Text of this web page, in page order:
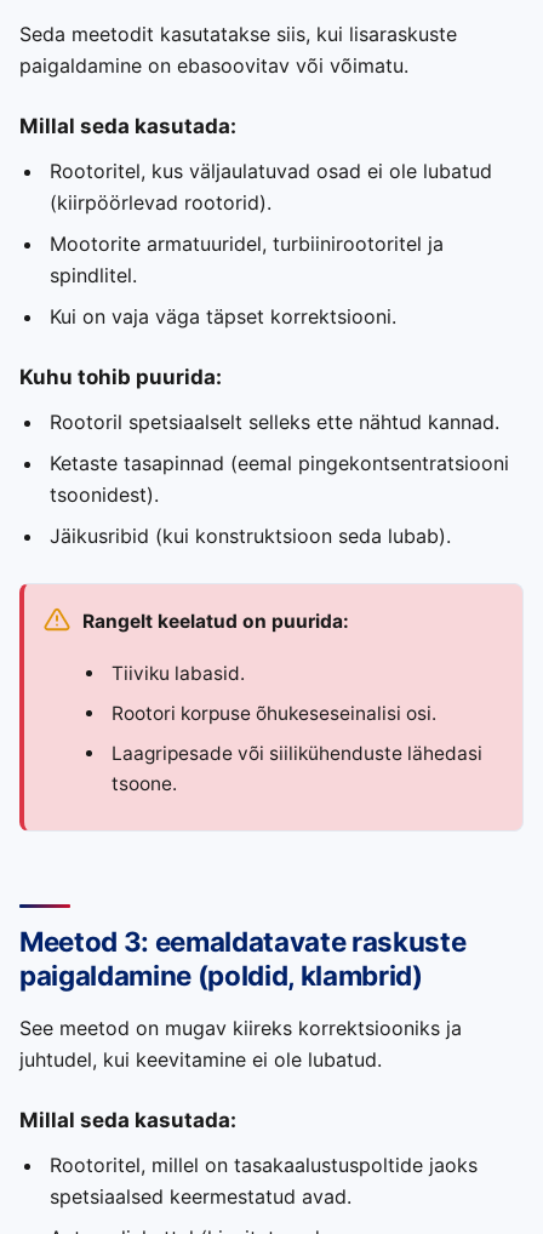
Seda meetodit kasutatakse siis, kui lisaraskuste
paigaldamine on ebasoovitav või võimatu.
Millal seda kasutada:
Rootoritel, kus väljaulatuvad osad ei ole lubatud
(kiirpöörlevad rootorid).
Mootorite armatuuridel, turbiinirootoritel ja
spindlitel.
Kui on vaja väga täpset korrektsiooni.
Kuhu tohib puurida:
Rootoril spetsiaalselt selleks ette nähtud kannad.
Ketaste tasapinnad (eemal pingekontsentratsiooni
tsoonidest).
Jäikusribid (kui konstruktsioon seda lubab).
Rangelt keelatud on puurida:
Tiiviku labasid.
Rootori korpuse õhukeseseinalisi osi.
Laagripesade või siilikühenduste lähedasi
tsoone.
Meetod 3: eemaldatavate raskuste
paigaldamine (poldid, klambrid)
See meetod on mugav kiireks korrektsiooniks ja
juhtudel, kui keevitamine ei ole lubatud.
Millal seda kasutada:
Rootoritel, millel on tasakaalustuspoltide jaoks
spetsiaalsed keermestatud avad.